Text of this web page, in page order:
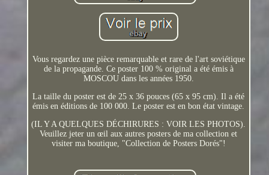
Vous regardez une pièce remarquable et rare de l'art soviétique
de la propagande. Ce poster 100 % original a été émis à
MOSCOU dans les années 1950.
La taille du poster est de 25 x 36 pouces (65 x 95 cm). Il a été
émis en éditions de 100 000. Le poster est en bon état vintage.
(IL Y A QUELQUES DÉCHIRURES : VOIR LES PHOTOS).
Veuillez jeter un œil aux autres posters de ma collection et
visiter ma boutique, "Collection de Posters Dorés"!